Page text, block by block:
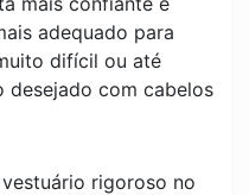
adequado para
difícil ou até
desejado com cabelos
rigoroso no